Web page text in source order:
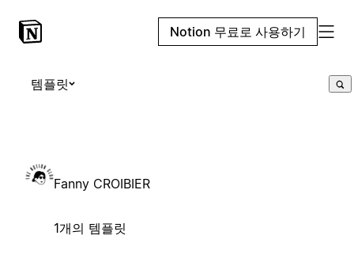
Notion 무료로 사용하기
템플릿
Fanny CROIBIER
1개의 템플릿